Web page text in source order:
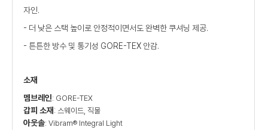
자인.
- 더 낮은 스택 높이로 안정적이면서도 완벽한 쿠셔닝 제공.
- 튼튼한 방수 및 통기성 GORE-TEX 안감.
소재
멤브레인: GORE-TEX
갑피 소재 : 스웨이드, 직물
아웃솔: Vibram® Integral Light